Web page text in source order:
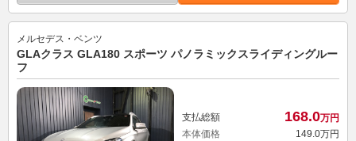
メルセデス・ベンツ
GLAクラス GLA180 スポーツ パノラミックスライディングルー
フ
支払総額 168.0万円
本体価格
149. 0万円